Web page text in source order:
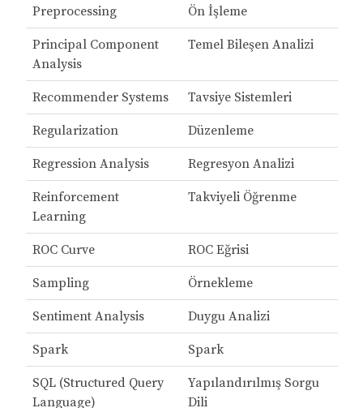
Preprocessing Ön İşleme
Principal Component
Analysis
Temel Bileşen Analizi
Recommender Systems Tavsiye Sistemleri
Regularization Düzenleme
Regression Analysis Regresyon Analizi
Reinforcement
Learning
Takviyeli Öğrenme
ROC Curve ROC Eğrisi
Sampling Örnekleme
Sentiment Analysis Duygu Analizi
Spark Spark
SQL (Structured Query
Language)
Yapılandırılmış Sorgu
Dili